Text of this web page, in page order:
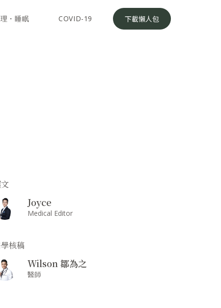
・睡眠 COVID-19 下載懶人包
Joyce
Medical Editor
核稿
Wilson 鄒為之
醫師